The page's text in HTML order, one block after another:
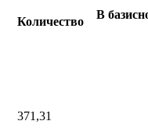
Количество
В
371,31